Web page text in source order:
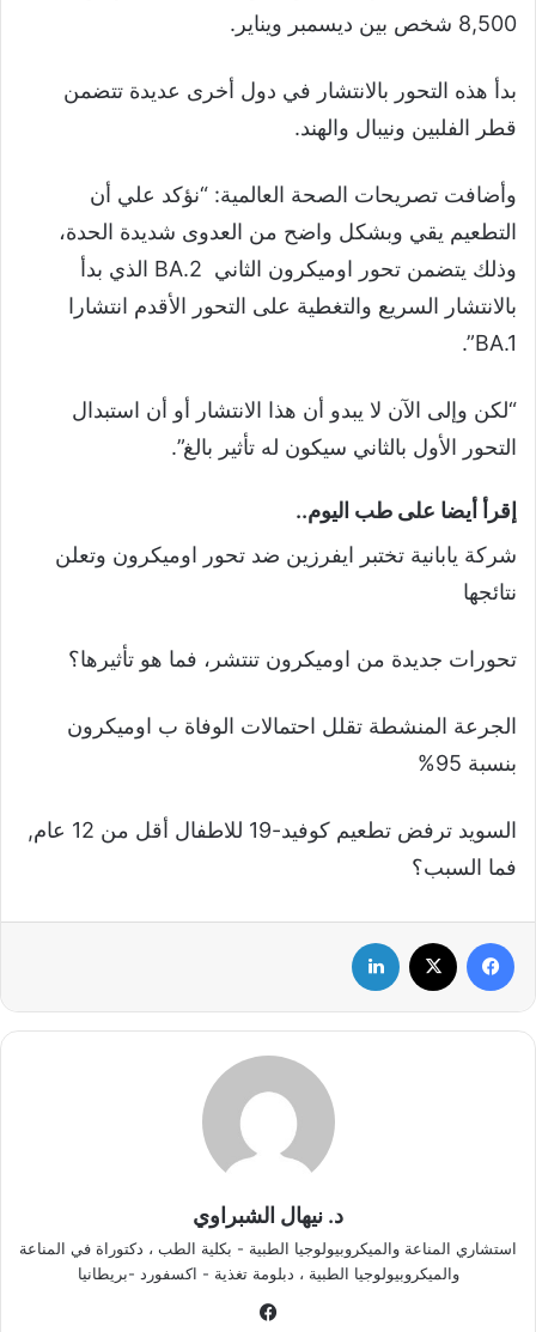
8,500 شخص بين ديسمبر ويناير.
بدأ هذه التحور بالانتشار في دول أخرى عديدة تتضمن
قطر الفلبين ونيبال والهند.
وأضافت تصريحات الصحة العالمية: “نؤكد علي أن
التطعيم يقي وبشكل واضح من العدوى شديدة الحدة،
وذلك يتضمن تحور اوميكرون الثاني BA.2 الذي بدأ
بالانتشار السريع والتغطية على التحور الأقدم انتشارا
BA.1”.
“لكن وإلى الآن لا يبدو أن هذا الانتشار أو أن استبدال
التحور الأول بالثاني سيكون له تأثير بالغ”.
إقرأ أيضا على طب اليوم..
شركة يابانية تختبر ايفرزين ضد تحور اوميكرون وتعلن
نتائجها
تحورات جديدة من اوميكرون تنتشر، فما هو تأثيرها؟
الجرعة المنشطة تقلل احتمالات الوفاة ب اوميكرون
بنسبة 95%
السويد ترفض تطعيم كوفيد-19 للاطفال أقل من 12 عام,
فما السبب؟
د. نيهال الشبراوي
استشاري المناعة والميكروبيولوجيا الطبية - بكلية الطب ، دكتوراة في المناعة
والميكروبيولوجيا الطبية ، دبلومة تغذية - اكسفورد -بريطانيا